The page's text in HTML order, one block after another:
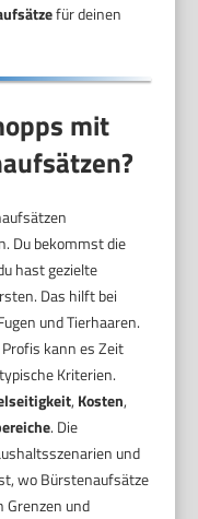
für deinen
mit
Du bekommst die
hast gezielte
Das hilft bei
und Tierhaaren.
kann es Zeit
Kriterien.
, Kosten,
. Die
und
wo Bürstenaufsätze
Grenzen und